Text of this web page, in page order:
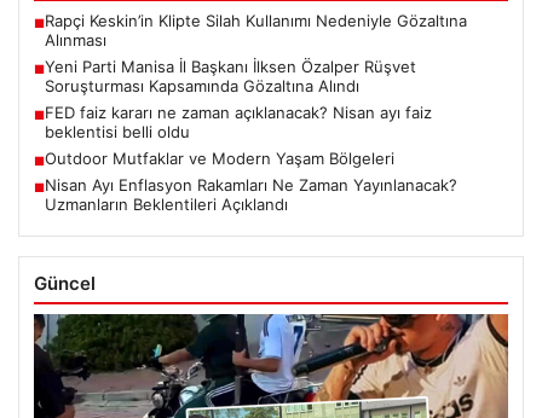
■Rapçi Keskin’in Klipte Silah Kullanımı Nedeniyle Gözaltına
Alınması
■Yeni Parti Manisa İl Başkanı İlksen Özalper Rüşvet
Soruşturması Kapsamında Gözaltına Alındı
■FED faiz kararı ne zaman açıklanacak? Nisan ayı faiz
beklentisi belli oldu
■Outdoor Mutfaklar ve Modern Yaşam Bölgeleri
■Nisan Ayı Enflasyon Rakamları Ne Zaman Yayınlanacak?
Uzmanların Beklentileri Açıklandı
Güncel